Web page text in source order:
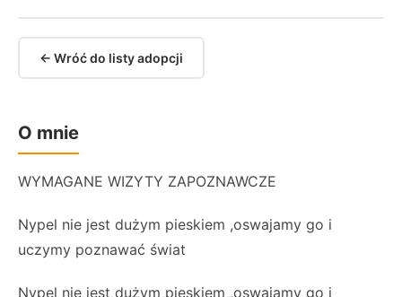
← Wróć do listy adopcji
O mnie
WYMAGANE WIZYTY ZAPOZNAWCZE
Nypel nie jest dużym pieskiem ,oswajamy go i
uczymy poznawać świat
Nypel nie jest dużym pieskiem ,oswajamy go i